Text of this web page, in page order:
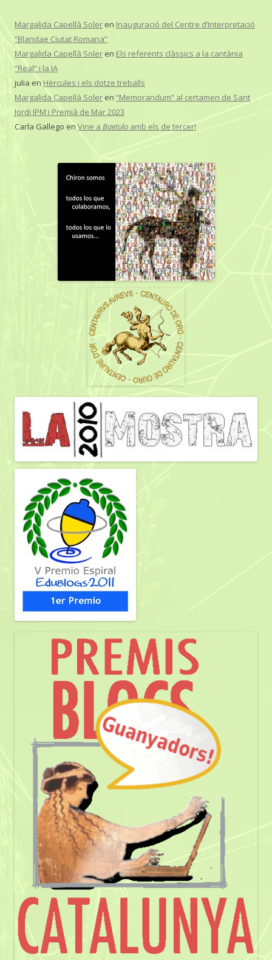
Margalida Capellà Soler en Inauguració del Centre d’Interpretació
“Blandae Ciutat Romana”
Margalida Capellà Soler en Els referents clàssics a la cantània
“Real” i la IA
julia en Hèrcules i els dotze treballs
Margalida Capellà Soler en “Memorandum” al certamen de Sant
Jordi IPM i Premià de Mar 2023
Carla Gallego en Vine a Baetulo amb els de tercer!